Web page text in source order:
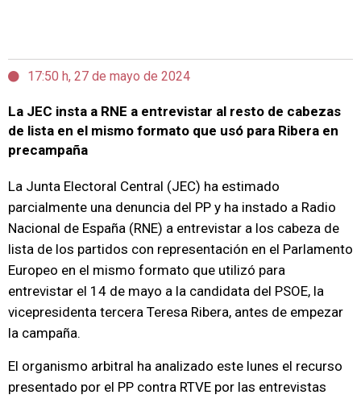
17:50 h, 27 de mayo de 2024
La JEC insta a RNE a entrevistar al resto de cabezas
de lista en el mismo formato que usó para Ribera en
precampaña
La Junta Electoral Central (JEC) ha estimado
parcialmente una denuncia del PP y ha instado a Radio
Nacional de España (RNE) a entrevistar a los cabeza de
lista de los partidos con representación en el Parlamento
Europeo en el mismo formato que utilizó para
entrevistar el 14 de mayo a la candidata del PSOE, la
vicepresidenta tercera Teresa Ribera, antes de empezar
la campaña.
El organismo arbitral ha analizado este lunes el recurso
presentado por el PP contra RTVE por las entrevistas